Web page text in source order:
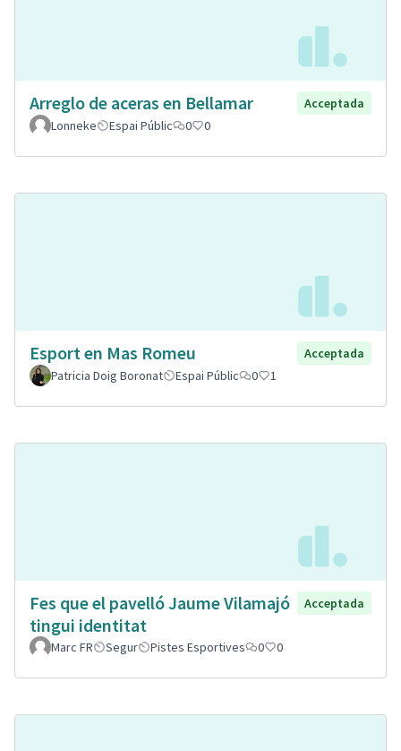
Arreglo de aceras en Bellamar
Acceptada
Lonneke
Espai Públic 0 0
Esport en Mas Romeu
Acceptada
Patricia Doig Boronat
Espai Públic 0 1
Fes que el pavelló Jaume Vilamajó
tingui identitat
Acceptada
Marc FR Segur Pistes Esportives 0 0